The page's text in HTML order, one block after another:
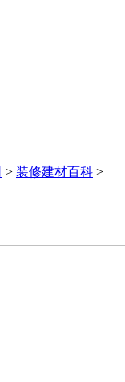
> 装修建材百科 >